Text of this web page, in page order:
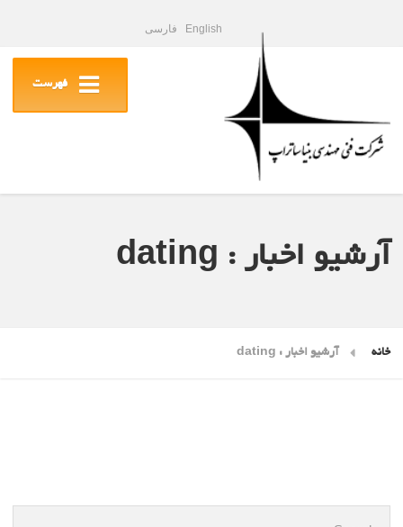
English فارسی
فهرست
آرشیو اخبار : dating
خانه آرشیو اخبار : dating